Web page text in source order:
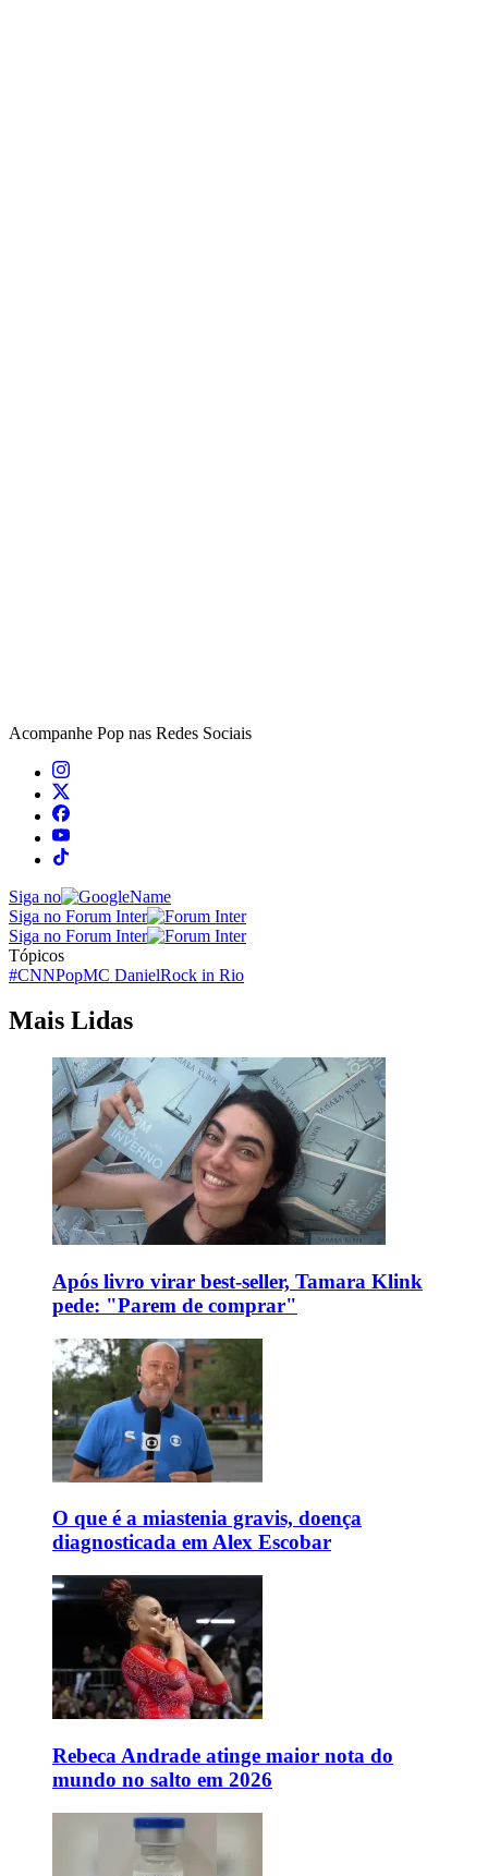
Acompanhe Pop nas Redes Sociais
Siga no
Siga no Forum Inter
Siga no Forum Inter
Tópicos
#CNNPopMC DanielRock in Rio
Mais Lidas
Após livro virar best-seller, Tamara Klink
pede: "Parem de comprar"
O que é a miastenia gravis, doença
diagnosticada em Alex Escobar
Rebeca Andrade atinge maior nota do
mundo no salto em 2026